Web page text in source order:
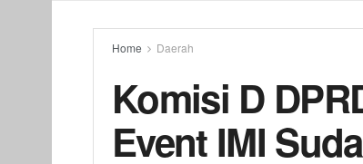
Home Daerah
Komisi D
Event IMI